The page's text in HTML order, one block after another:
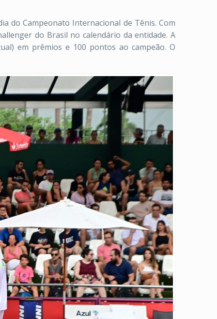
do Campeonato Internacional de Tênis. Com
do Brasil no calendário da entidade. A
em prêmios e 100 pontos ao campeão. O